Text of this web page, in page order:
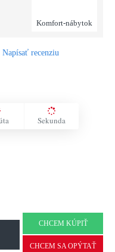
Komfort-nábytok
Napísať recenziu
Sekunda
CHCEM KÚPIŤ
CHCEM SA OPÝTAŤ